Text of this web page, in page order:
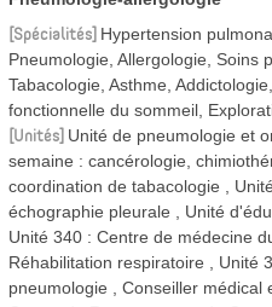
Spécialités Hypertension
Pneumologie, Allergologie, Soins
Tabacologie, Asthme,
fonctionnelle du sommeil,
Unités Unité de pneumologie et
semaine : cancérologie,
coordination de tabacologie
échographie pleurale
Unité
Unité 340 : Centre de médecine
Réhabilitation respiratoire
Unité
pneumologie
Conseiller médical